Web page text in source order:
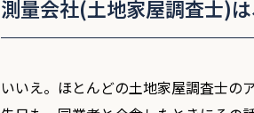
測量会社(土地家屋調査士)
いいえ。ほとんどの土地家屋調査士の